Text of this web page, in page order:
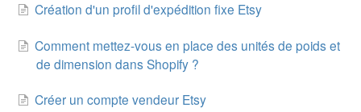
Faire Integration
Création d'un profil d'expédition fixe Etsy
Comment mettez-vous en place des unités de poids et
de dimension dans Shopify ?
Créer un compte vendeur Etsy